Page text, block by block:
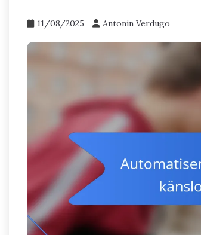
11/08/2025 Antonin Verdugo